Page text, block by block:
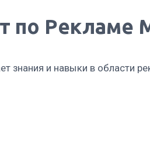
по Рекламе
знания и навыки в области